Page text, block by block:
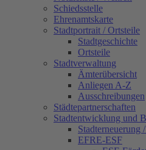
Schiedsstelle
Ehrenamtskarte
Stadtportrait / Ortsteile
Stadtgeschichte
Ortsteile
Stadtverwaltung
Ämterübersicht
Anliegen A-Z
Ausschreibungen
Städtepartnerschaften
Stadtentwicklung und
Stadterneuerung
EFRE-ESF